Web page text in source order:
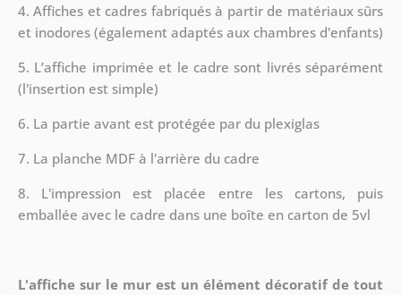
4. Affiches et cadres fabriqués à partir de matériaux sûrs
et inodores (également adaptés aux chambres d'enfants)
5. L’affiche imprimée et le cadre sont livrés séparément
(l'insertion est simple)
6. La partie avant est protégée par du plexiglas
7. La planche MDF à l'arrière du cadre
8. L'impression est placée entre les cartons, puis
emballée avec le cadre dans une boîte en carton de 5vl
L'affiche sur le mur est un élément décoratif de tout